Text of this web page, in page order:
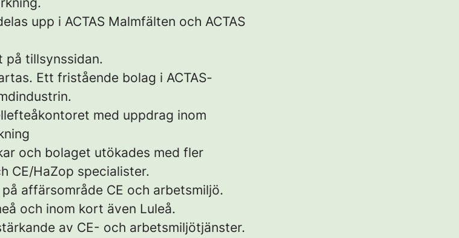
upp i ACTAS Malmfälten och ACTAS
på tillsynssidan.
Ett fristående bolag i ACTAS-
med uppdrag inom
och bolaget utökades med fler
CE/HaZop specialister.
affärsområde CE och arbetsmiljö.
och inom kort även Luleå.
av CE- och arbetsmiljötjänster.